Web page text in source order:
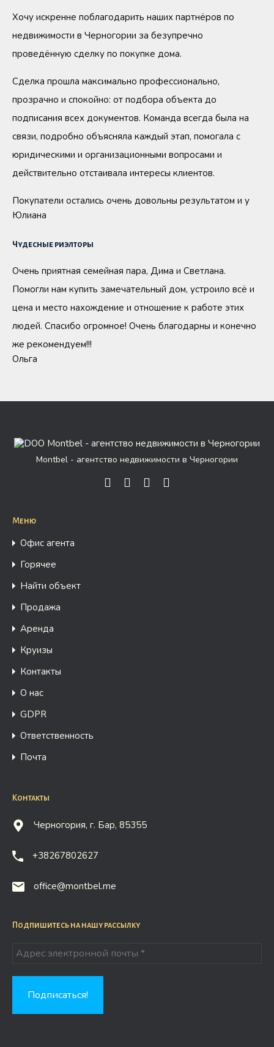
Хочу искренне поблагодарить наших партнёров по
недвижимости в Черногории за безупречно
проведённую сделку по покупке дома.
Сделка прошла максимально профессионально,
прозрачно и спокойно: от подбора объекта до
подписания всех документов. Команда всегда была на
связи, подробно объясняла каждый этап, помогала с
юридическими и организационными вопросами и
действительно отстаивала интересы клиентов.
Покупатели остались очень довольны результатом и у
Юлиана
Чудесные риэлторы
Очень приятная семейная пара, Дима и Светлана.
Помогли нам купить замечательный дом, устроило всё и
цена и место нахождение и отношение к работе этих
людей. Спасибо огромное! Очень благодарны и конечно
же рекомендуем!!!
Ольга
Montbel - агентство недвижимости в Черногории
Меню
Офис агента
Горячее
Найти объект
Продажа
Аренда
Круизы
Контакты
О нас
GDPR
Ответственность
Почта
Контакты
Черногория, г. Бар, 85355
+38267802627
office@montbel.me
Подпишитесь на нашу рассылку